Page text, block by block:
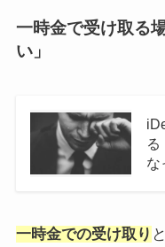
一時金で受け取る
い」
る
な
一時金での受け取り